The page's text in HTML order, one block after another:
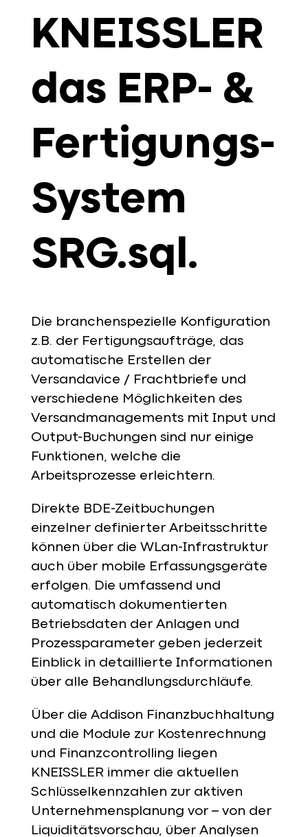
KNEISSLER
das ERP- &
Fertigungs-
System
SRG.sql.
Die branchenspezielle Konfiguration
z.B. der Fertigungsaufträge, das
automatische Erstellen der
Versandavice / Frachtbriefe und
verschiedene Möglichkeiten des
Versandmanagements mit Input und
Output-Buchungen sind nur einige
Funktionen, welche die
Arbeitsprozesse erleichtern.
Direkte BDE-Zeitbuchungen
einzelner definierter Arbeitsschritte
können über die WLan-Infrastruktur
auch über mobile Erfassungsgeräte
erfolgen. Die umfassend und
automatisch dokumentierten
Betriebsdaten der Anlagen und
Prozessparameter geben jederzeit
Einblick in detaillierte Informationen
über alle Behandlungsdurchläufe.
Über die Addison Finanzbuchhaltung
und die Module zur Kostenrechnung
und Finanzcontrolling liegen
KNEISSLER immer die aktuellen
Schlüsselkennzahlen zur aktiven
Unternehmensplanung vor – von der
Liquiditätsvorschau, über Analysen